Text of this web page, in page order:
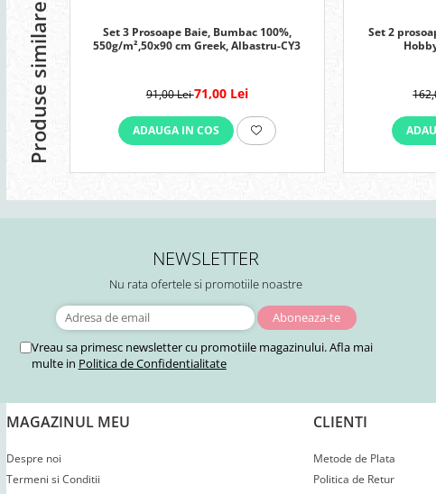
Produse similare
Set 3 Prosoape Baie, Bumbac 100%,
550g/m²,50x90 cm Greek, Albastru-CY3
91,00 Lei71,00 Lei
ADAUGA IN COS
Set 2
NEWSLETTER
Nu rata ofertele si promotiile noastre
Vreau sa primesc newsletter cu promotiile magazinului. Afla mai
multe in Politica de Confidentialitate
MAGAZINUL MEU
Despre noi
Termeni si Conditii
CLIENTI
Metode de Plata
Politica de Retur